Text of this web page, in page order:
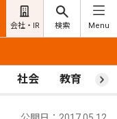
会社・IR 検索 Menu
社会 教育 ス